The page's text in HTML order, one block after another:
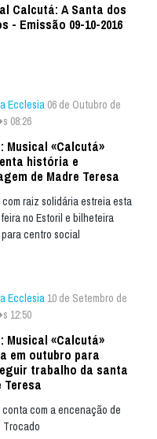
Calcutá: A Santa dos
- Emissão 09-10-2016
Ecclesia 06 de Outubro de
08:26
Musical «Calcutá»
história e
de Madre Teresa
raiz solidária estreia esta
no Estoril e bilheteira
centro social
Ecclesia 10 de Setembro de
12:50
Musical «Calcutá»
em outubro para
trabalho da santa
Teresa
com a encenação de
Trocado